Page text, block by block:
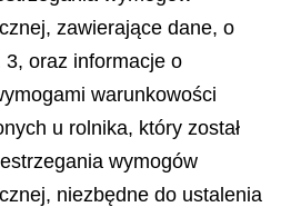
zawierające dane, o
oraz informacje o
warunkowości
u rolnika, który został
wymogów
niezbędne do ustalenia